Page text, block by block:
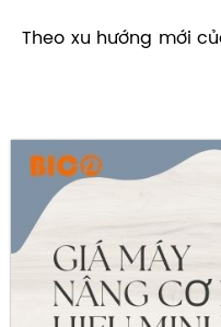
Theo xu hướng mới
chọn thiết bị chỉ dựa
quả điều trị, độ ổn
Công nghệ hiện
Dễ vận hành, dễ
Chi phí bảo trì hợp
Có linh kiện thay